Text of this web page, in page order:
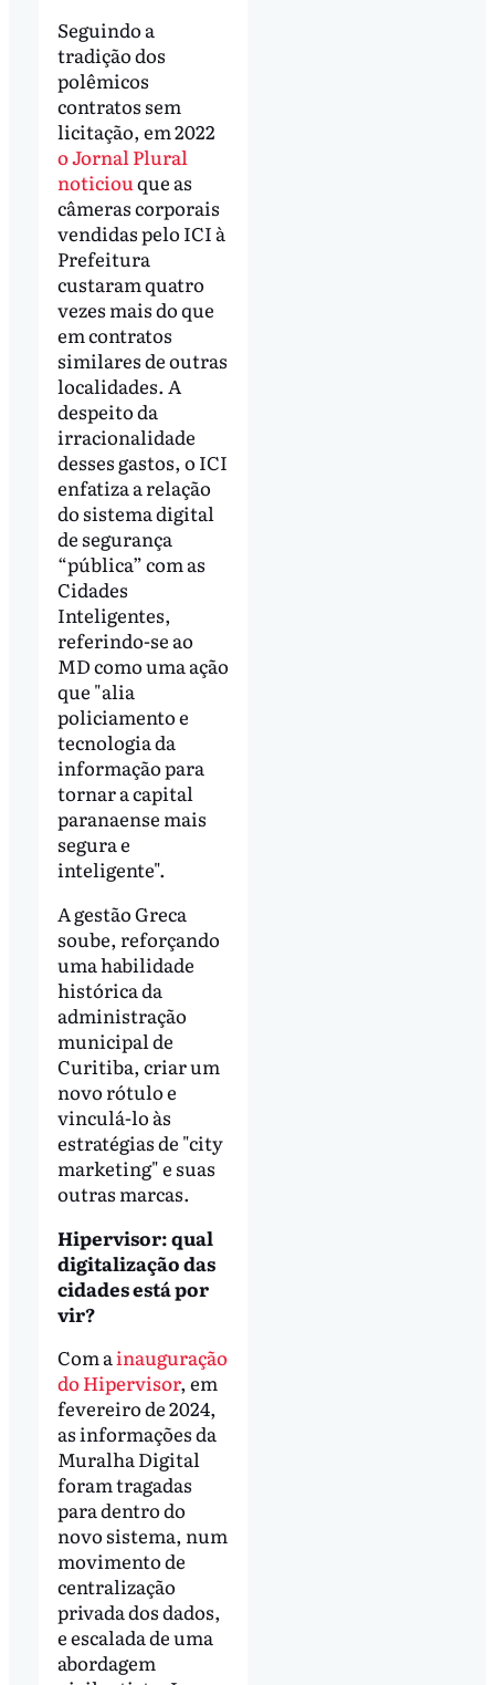
Seguindo a
tradição dos
polêmicos
contratos sem
licitação, em 2022
o Jornal Plural
noticiou que as
câmeras corporais
vendidas pelo ICI à
Prefeitura
custaram quatro
vezes mais do que
em contratos
similares de outras
localidades. A
despeito da
irracionalidade
desses gastos, o ICI
enfatiza a relação
do sistema digital
de segurança
“pública” com as
Cidades
Inteligentes,
referindo-se ao
MD como uma ação
que "alia
policiamento e
tecnologia da
informação para
tornar a capital
paranaense mais
segura e
inteligente".
A gestão Greca
soube, reforçando
uma habilidade
histórica da
administração
municipal de
Curitiba, criar um
novo rótulo e
vinculá-lo às
estratégias de "city
marketing" e suas
outras marcas.
Hipervisor: qual
digitalização das
cidades está por
vir?
Com ainauguração
do Hipervisor, em
fevereiro de 2024,
as informações da
Muralha Digital
foram tragadas
para dentro do
novo sistema, num
movimento de
centralização
privada dos dados,
e escalada de uma
abordagem